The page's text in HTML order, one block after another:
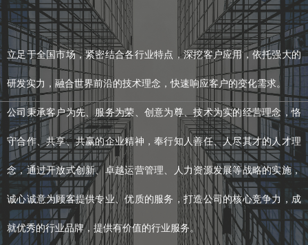
立足于全国市场，紧密结合各行业特点，深挖客户应用，依托强大的
研发实力，融合世界前沿的技术理念，快速响应客户的变化需求。
公司秉承客户为先、服务为荣、创意为尊、技术为实的经营理念，恪
守合作、共享、共赢的企业精神，奉行知人善任、人尽其才的人才理
念，通过开放式创新、卓越运营管理、人力资源发展等战略的实施，
诚心诚意为顾客提供专业、优质的服务，打造公司的核心竞争力，成
就优秀的行业品牌，提供有价值的行业服务。